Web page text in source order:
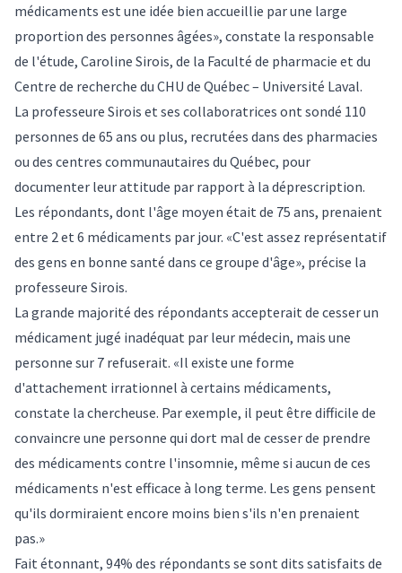
médicaments est une idée bien accueillie par une large
proportion des personnes âgées», constate la responsable
de l'étude, Caroline Sirois, de la Faculté de pharmacie et du
Centre de recherche du CHU de Québec – Université Laval.
La professeure Sirois et ses collaboratrices ont sondé 110
personnes de 65 ans ou plus, recrutées dans des pharmacies
ou des centres communautaires du Québec, pour
documenter leur attitude par rapport à la déprescription.
Les répondants, dont l'âge moyen était de 75 ans, prenaient
entre 2 et 6 médicaments par jour. «C'est assez représentatif
des gens en bonne santé dans ce groupe d'âge», précise la
professeure Sirois.
La grande majorité des répondants accepterait de cesser un
médicament jugé inadéquat par leur médecin, mais une
personne sur 7 refuserait. «Il existe une forme
d'attachement irrationnel à certains médicaments,
constate la chercheuse. Par exemple, il peut être difficile de
convaincre une personne qui dort mal de cesser de prendre
des médicaments contre l'insomnie, même si aucun de ces
médicaments n'est efficace à long terme. Les gens pensent
qu'ils dormiraient encore moins bien s'ils n'en prenaient
pas.»
Fait étonnant, 94% des répondants se sont dits satisfaits de